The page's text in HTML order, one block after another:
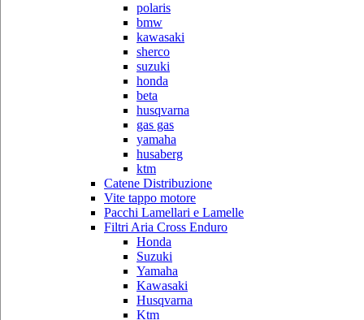
polaris
bmw
kawasaki
sherco
suzuki
honda
beta
husqvarna
gas gas
yamaha
husaberg
ktm
Catene Distribuzione
Vite tappo motore
Pacchi Lamellari e Lamelle
Filtri Aria Cross Enduro
Honda
Suzuki
Yamaha
Kawasaki
Husqvarna
Ktm